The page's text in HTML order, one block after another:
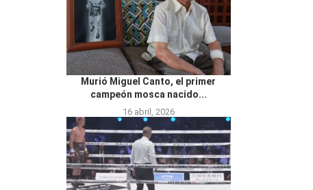
Murió Miguel Canto, el primer
campeón mosca nacido...
16 abril, 2026